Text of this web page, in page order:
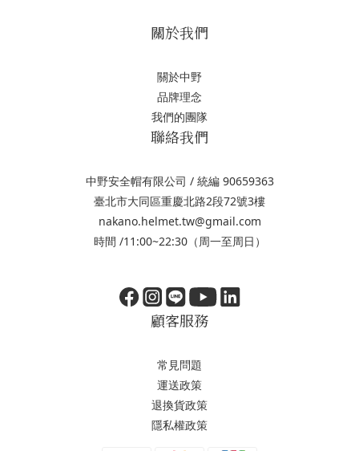
關於我們
關於中野
品牌理念
我們的團隊
聯絡我們
中野安全帽有限公司 / 統編 90659363
臺北市大同區重慶北路2段72號3樓
nakano.helmet.tw@gmail.com
時間 /11:00~22:30（周一至周日）
顧客服務
常見問題
運送政策
退換貨政策
隱私權政策